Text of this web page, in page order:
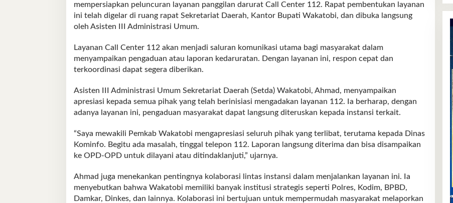
mempersiapkan peluncuran layanan panggilan darurat Call Center 112. Rapat pembentukan layanan
ini telah digelar di ruang rapat Sekretariat Daerah, Kantor Bupati Wakatobi, dan dibuka langsung
oleh Asisten III Administrasi Umum.
Layanan Call Center 112 akan menjadi saluran komunikasi utama bagi masyarakat dalam
menyampaikan pengaduan atau laporan kedaruratan. Dengan layanan ini, respon cepat dan
terkoordinasi dapat segera diberikan.
Asisten III Administrasi Umum Sekretariat Daerah (Setda) Wakatobi, Ahmad, menyampaikan
apresiasi kepada semua pihak yang telah berinisiasi mengadakan layanan 112. Ia berharap, dengan
adanya layanan ini, pengaduan masyarakat dapat langsung diteruskan kepada instansi terkait.
“Saya mewakili Pemkab Wakatobi mengapresiasi seluruh pihak yang terlibat, terutama kepada Dinas
Kominfo. Begitu ada masalah, tinggal telepon 112. Laporan langsung diterima dan bisa disampaikan
ke OPD-OPD untuk dilayani atau ditindaklanjuti,” ujarnya.
Ahmad juga menekankan pentingnya kolaborasi lintas instansi dalam menjalankan layanan ini. Ia
menyebutkan bahwa Wakatobi memiliki banyak institusi strategis seperti Polres, Kodim, BPBD,
Damkar, Dinkes, dan lainnya. Kolaborasi ini bertujuan untuk mempermudah masyarakat melaporkan